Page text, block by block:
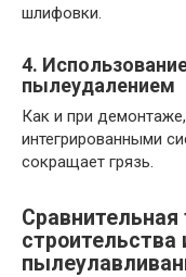
шлифовки.
4.
пылеудалением
Как и при
интегрированными
сокращает грязь.
Сравнительная
строительства